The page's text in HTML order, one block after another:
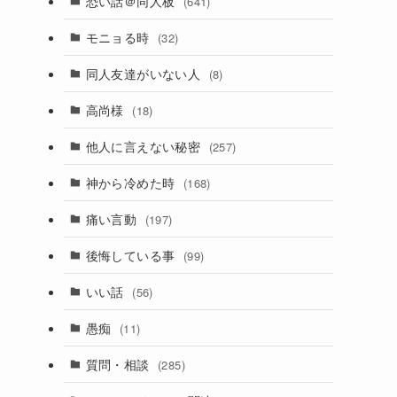
モニョる時 (32)
同人友達がいない人 (8)
高尚様 (18)
他人に言えない秘密 (257)
神から冷めた時 (168)
痛い言動 (197)
後悔している事 (99)
いい話 (56)
愚痴 (11)
質問・相談 (285)